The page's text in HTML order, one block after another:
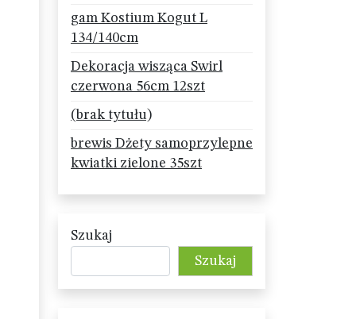
gam Kostium Kogut L
134/140cm
Dekoracja wisząca Swirl
czerwona 56cm 12szt
(brak tytułu)
brewis Dżety samoprzylepne
kwiatki zielone 35szt
Szukaj
Szukaj